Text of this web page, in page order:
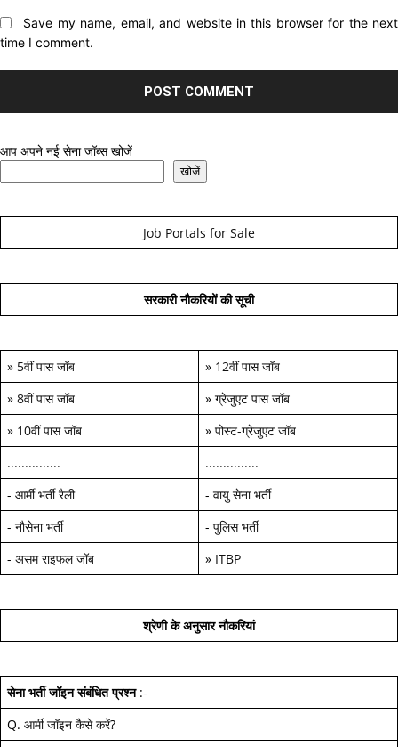
Website:Save my name, email, and website in this browser for the next
time I comment.
आप अपने नई सेना जॉब्स खोजें
खोजें
Job Portals for Sale
सरकारी नौकरियों की सूची
» 5वीं पास जॉब » 12वीं पास जॉब
» 8वीं पास जॉब » ग्रेजुएट पास जॉब
» 10वीं पास जॉब » पोस्ट-ग्रेजुएट जॉब
...............
...............
- आर्मी भर्ती रैली - वायु सेना भर्ती
- नौसेना भर्ती - पुलिस भर्ती
- असम राइफल जॉब » ITBP
श्रेणी के अनुसार नौकरियां
सेना भर्ती जॉइन संबंधित प्रश्न:-
Q. आर्मी जॉइन कैसे करें?